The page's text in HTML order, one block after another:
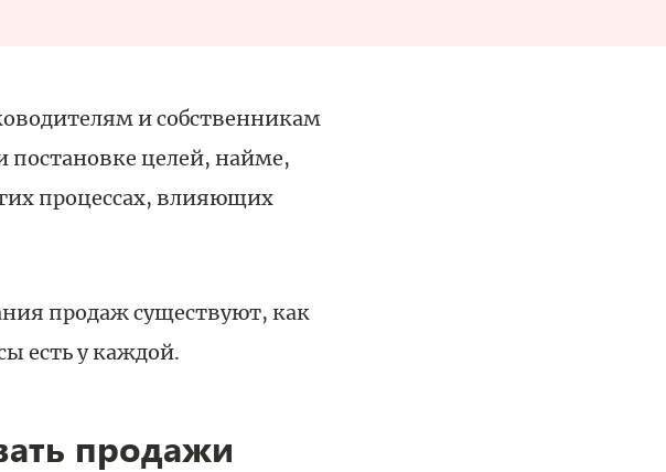
и собственникам
целей, найме,
процессах, влияющих
продаж существуют, как
есть у каждой.
продажи